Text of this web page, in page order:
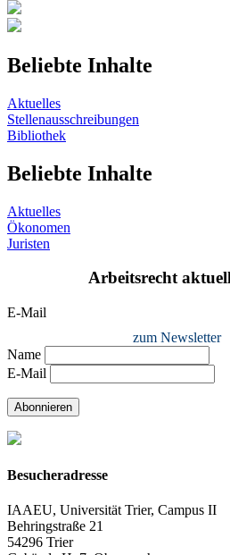
Beliebte Inhalte
Aktuelles
Stellenausschreibungen
Bibliothek
Beliebte Inhalte
Aktuelles
Ökonomen
Juristen
Arbeitsrecht
E-Mail
zum Newsletter
Name
E-Mail
Abonnieren
Besucheradresse
IAAEU, Universität Trier, Campus II
Behringstraße 21
54296 Trier